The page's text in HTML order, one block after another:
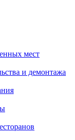
мест
и демонтажа